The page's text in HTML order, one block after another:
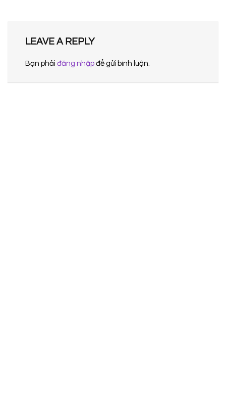
LEAVE A REPLY
Bạn phải đăng nhập để gửi bình luận.